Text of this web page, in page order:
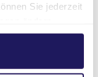
Sie jederzeit
in unserer
auch als